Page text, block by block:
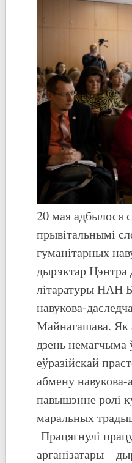
20 мая адбылося
прывітальнымі
гуманітарных
дырэктар Цэнтра
літаратуры НАН
навукова-
Майнагашава. Як
дзень немагчыма
еўразійскай
абмену
павышэнне ролі
маральных
Працягнулі
арганізатары –